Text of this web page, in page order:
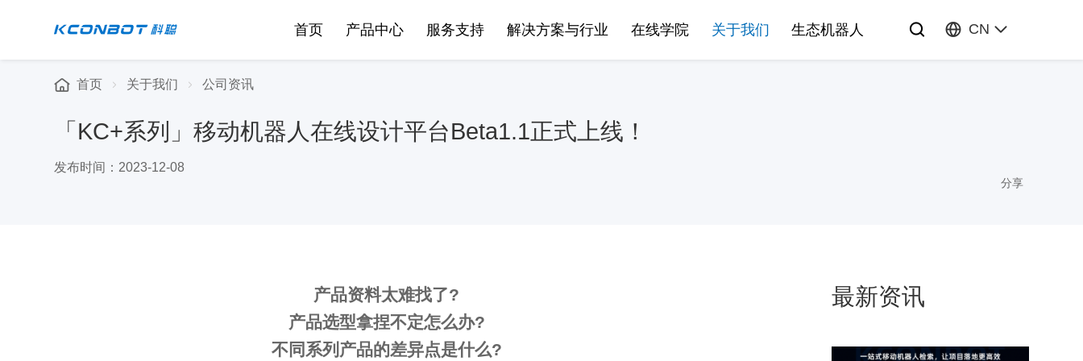
首页 产品中心 服务支持 解决方案与行业 在线学院 关于我们 生态机器人 CN
首页 关于我们 公司资讯
「KC+系列」移动机器人在线设计平台Beta1.1正式上线！
发布时间：2023-12-08
分享
产品资料太难找了?
产品选型拿捏不定怎么办?
不同系列产品的差异点是什么?
最新资讯